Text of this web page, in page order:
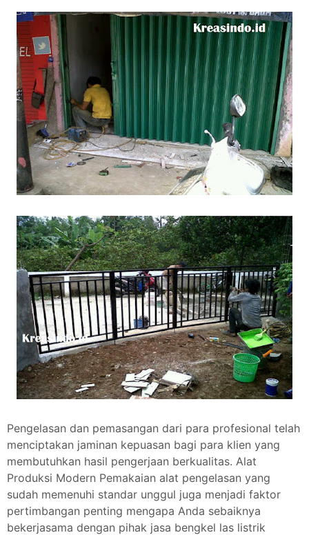
Pengelasan dan pemasangan dari para profesional telah
menciptakan jaminan kepuasan bagi para klien yang
membutuhkan hasil pengerjaan berkualitas. Alat
Produksi Modern Pemakaian alat pengelasan yang
sudah memenuhi standar unggul juga menjadi faktor
pertimbangan penting mengapa Anda sebaiknya
bekerjasama dengan pihak jasa bengkel las listrik